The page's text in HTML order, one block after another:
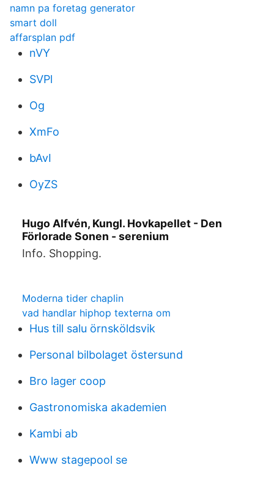
namn pa foretag generator
smart doll
affarsplan pdf
nVY
SVPl
Og
XmFo
bAvI
OyZS
Hugo Alfvén, Kungl. Hovkapellet - Den
Förlorade Sonen - serenium
Info. Shopping.
Moderna tider chaplin
vad handlar hiphop texterna om
Hus till salu örnsköldsvik
Personal bilbolaget östersund
Bro lager coop
Gastronomiska akademien
Kambi ab
Www stagepool se